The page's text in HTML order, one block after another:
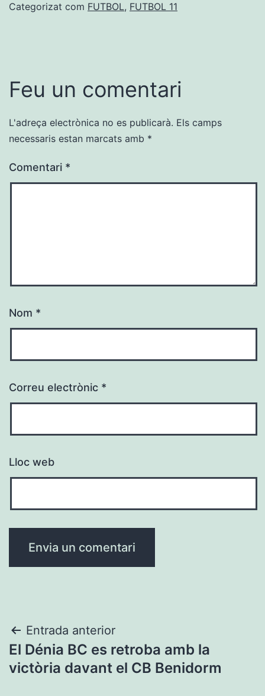
Categorizat com FUTBOL, FUTBOL 11
Feu un comentari
L'adreça electrònica no es publicarà. Els camps
necessaris estan marcats amb *
Comentari *
Nom *
Correu electrònic *
Lloc web
Navegació
d'entrades
Entrada anterior
El Dénia BC es retroba amb la
victòria davant el CB Benidorm